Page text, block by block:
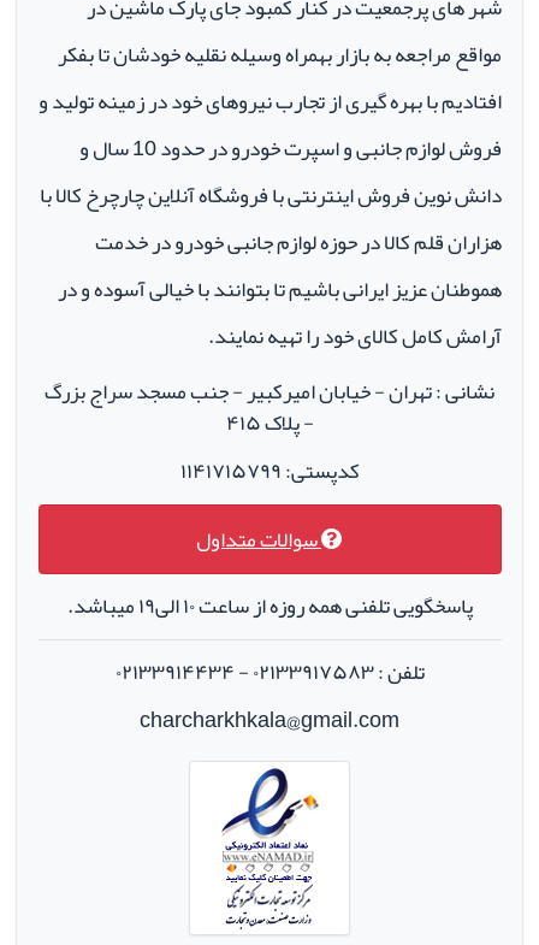
مواقع مراجعه به بازار بهمراه وسیله نقلیه خودشان تا بفکر
افتادیم با بهره گیری از تجارب نیروهای خود در زمینه تولید و
فروش لوازم جانبی و اسپرت خودرو در حدود 10 سال و
دانش نوین فروش اینترنتی با فروشگاه آنلاین چارچرخ کالا با
هزاران قلم کالا در حوزه لوازم جانبی خودرو در خدمت
هموطنان عزیز ایرانی باشیم تا بتوانند با خیالی آسوده و در
آرامش کامل کالای خود را تهیه نمایند.
نشانی : تهران - خیابان امیرکبیر - جنب مسجد سراج بزرگ
- پلاک ۴۱۵
کدپستی: ۱۱۴۱۷۱۵۷۹۹
سوالات متداول
پاسخگویی تلفنی همه روزه از ساعت ۱۰ الی۱۹ میباشد.
تلفن : ۰۲۱۳۳۹۱۷۵۸۳ - ۰۲۱۳۳۹۱۴۴۳۴
charcharkhkala@gmail.com